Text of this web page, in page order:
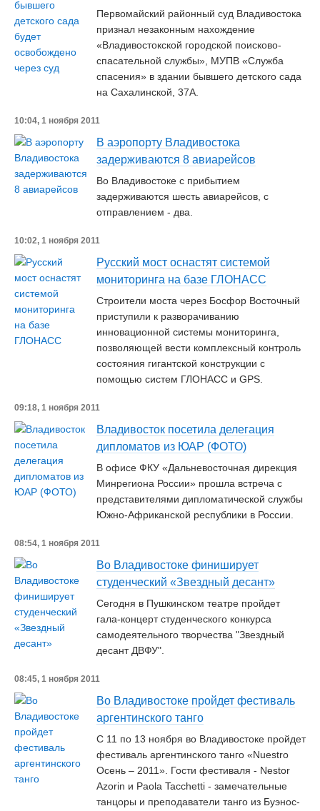
Первомайский районный суд Владивостока
признал незаконным нахождение
«Владивостокской городской поисково-
спасательной службы», МУПВ «Служба
спасения» в здании бывшего детского сада
на Сахалинской, 37А.
10:04, 1 ноября 2011
В аэропорту Владивостока
задерживаются 8 авиарейсов
Во Владивостоке с прибытием
задерживаются шесть авиарейсов, с
отправлением - два.
10:02, 1 ноября 2011
Русский мост оснастят системой
мониторинга на базе ГЛОНАСС
Строители моста через Босфор Восточный
приступили к разворачиванию
инновационной системы мониторинга,
позволяющей вести комплексный контроль
состояния гигантской конструкции с
помощью систем ГЛОНАСС и GPS.
09:18, 1 ноября 2011
Владивосток посетила делегация
дипломатов из ЮАР (ФОТО)
В офисе ФКУ «Дальневосточная дирекция
Минрегиона России» прошла встреча с
представителями дипломатической службы
Южно-Африканской республики в России.
08:54, 1 ноября 2011
Во Владивостоке финиширует
студенческий «Звездный десант»
Сегодня в Пушкинском театре пройдет
гала-концерт студенческого конкурса
самодеятельного творчества "Звездный
десант ДВФУ".
08:45, 1 ноября 2011
Во Владивостоке пройдет фестиваль
аргентинского танго
С 11 по 13 ноября во Владивостоке пройдет
фестиваль аргентинского танго «Nuestro
Осень – 2011». Гости фестиваля - Nestor
Azorin и Paola Tacchetti - замечательные
танцоры и преподаватели танго из Буэнос-